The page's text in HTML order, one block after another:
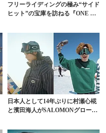
フリーライディングの極み“サイド
ヒット”の宝庫を訪ねる『ONE DA
日本人として14年ぶりに村瀬心椛
と濱田海人がSALOMONグローバ